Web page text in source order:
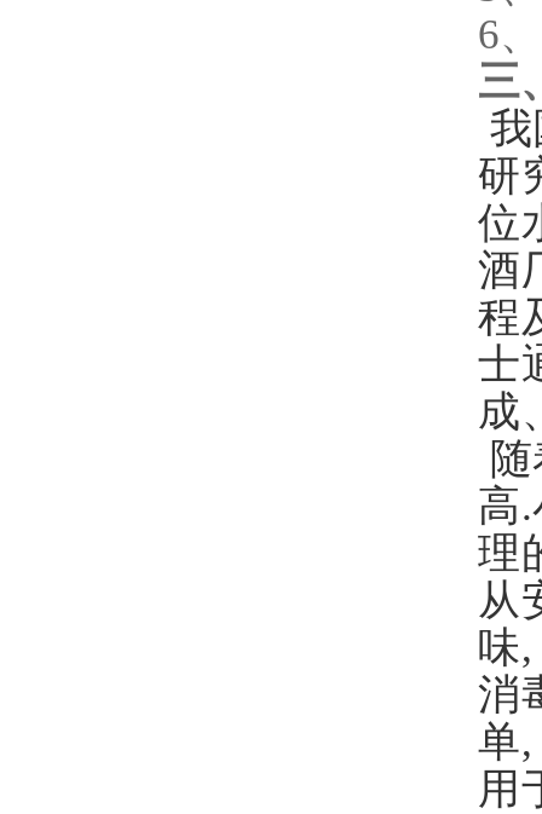
6
三
研
位
酒
程
士
成
高
理
从
味
消
单
用